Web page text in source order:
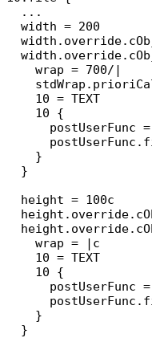
  ...
  width = 200
    wrap = 700/|
    10 = TEXT
    10 {
postUserFunc
    }
  }
  height = 100c
    wrap = |c
    10 = TEXT
    10 {
postUserFunc
    }
  }